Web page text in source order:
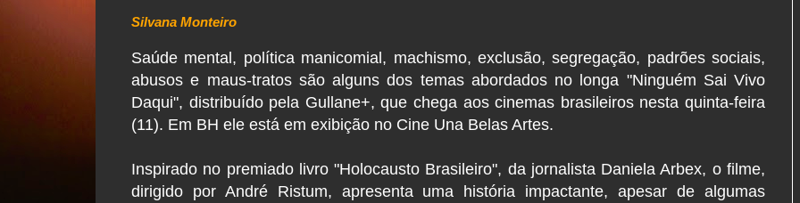
Silvana Monteiro
Saúde mental, política manicomial, machismo, exclusão, segregação, padrões sociais,
abusos e maus-tratos são alguns dos temas abordados no longa "Ninguém Sai Vivo
Daqui", distribuído pela Gullane+, que chega aos cinemas brasileiros nesta quinta-feira
(11). Em BH ele está em exibição no Cine Una Belas Artes.
Inspirado no premiado livro "Holocausto Brasileiro", da jornalista Daniela Arbex, o filme,
dirigido por André Ristum, apresenta uma história impactante, apesar de algumas